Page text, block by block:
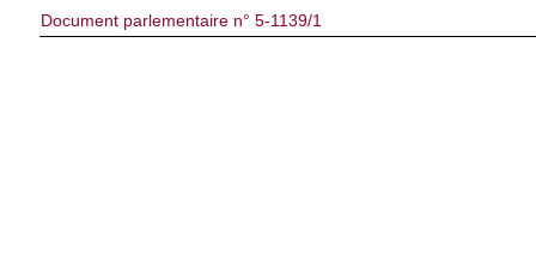
Document parlementaire n° 5-1139/1